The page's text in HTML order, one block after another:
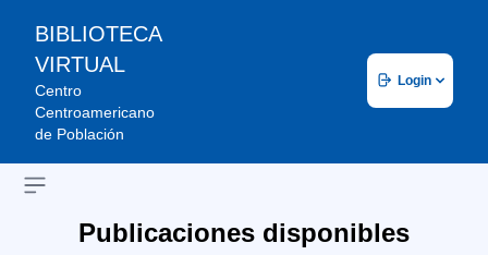
BIBLIOTECA
VIRTUAL
Centro
Centroamericano
de Población
Login
Open sidebar
Publicaciones disponibles